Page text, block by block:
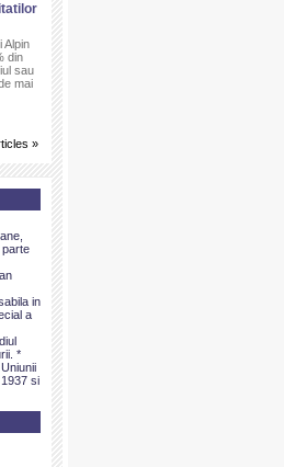
Alpin
din
sau
mai
»
parte
in
a
*
si